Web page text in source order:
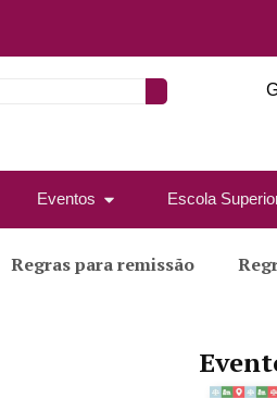
Eventos Escola
Regras para remissão